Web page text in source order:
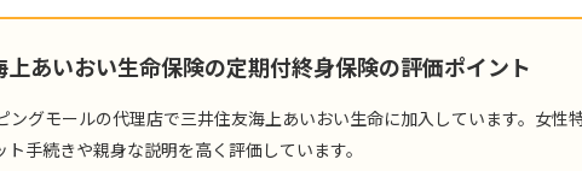
あいおい生命保険の定期付終身保険の評価ポイント
グモールの代理店で三井住友海上あいおい生命に加入しています。女性
手続きや親身な説明を高く評価しています。